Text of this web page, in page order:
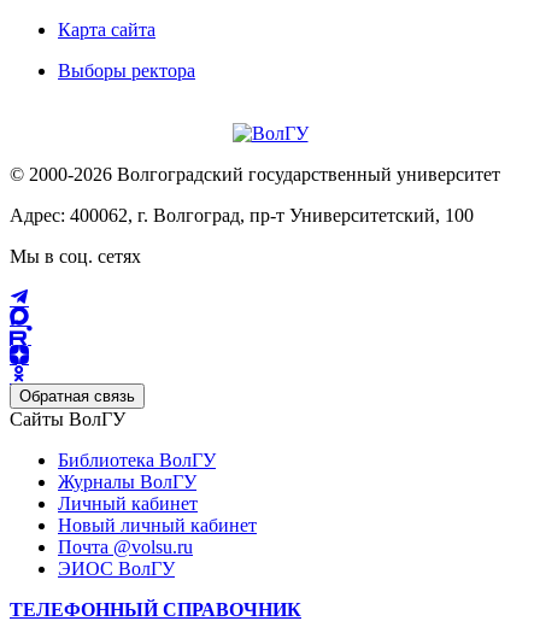
Карта сайта
Выборы ректора
© 2000-2026 Волгоградский государственный университет
Адрес: 400062, г. Волгоград, пр-т Университетский, 100
Мы в соц. сетях
Обратная связь
Сайты ВолГУ
Библиотека ВолГУ
Журналы ВолГУ
Личный кабинет
Новый личный кабинет
Почта @volsu.ru
ЭИОС ВолГУ
ТЕЛЕФОННЫЙ СПРАВОЧНИК